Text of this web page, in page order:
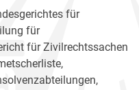
für
für
für Zivilrechtssachen